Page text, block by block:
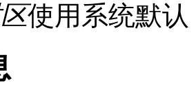
使用系统默认